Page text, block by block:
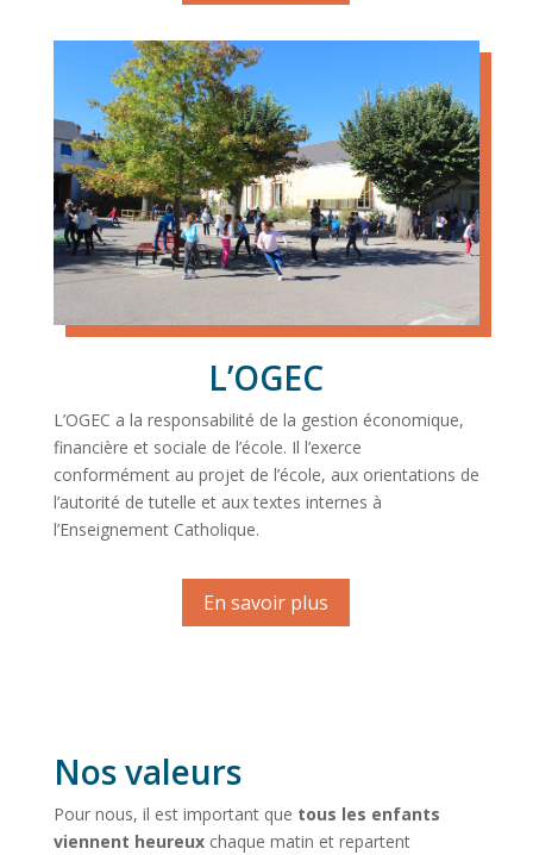
L’OGEC
L’OGEC a la responsabilité de la gestion économique,
financière et sociale de l’école. Il l’exerce
conformément au projet de l’école, aux orientations de
l’autorité de tutelle et aux textes internes à
l’Enseignement Catholique.
En savoir plus
Nos valeurs
Pour nous, il est important que tous les enfants
viennent heureuxchaque matin et repartent